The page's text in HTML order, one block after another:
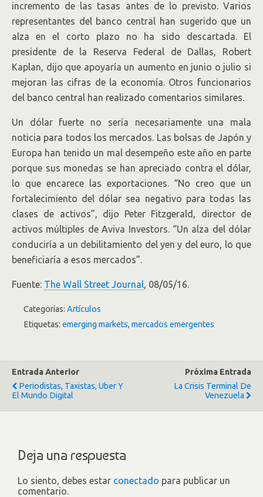
incremento de las tasas antes de lo previsto. Varios
representantes del banco central han sugerido que un
alza en el corto plazo no ha sido descartada. El
presidente de la Reserva Federal de Dallas, Robert
Kaplan, dijo que apoyaría un aumento en junio o julio si
mejoran las cifras de la economía. Otros funcionarios
del banco central han realizado comentarios similares.
Un dólar fuerte no sería necesariamente una mala
noticia para todos los mercados. Las bolsas de Japón y
Europa han tenido un mal desempeño este año en parte
porque sus monedas se han apreciado contra el dólar,
lo que encarece las exportaciones. “No creo que un
fortalecimiento del dólar sea negativo para todas las
clases de activos”, dijo Peter Fitzgerald, director de
activos múltiples de Aviva Investors. “Un alza del dólar
conduciría a un debilitamiento del yen y del euro, lo que
beneficiaría a esos mercados”.
Fuente: The Wall Street Journal, 08/05/16.
Categorías: Artículos
Etiquetas: emerging markets, mercados emergentes
Entrada Anterior
Periodistas, Taxistas, Uber Y
El Mundo Digital
Próxima Entrada
La Crisis Terminal De
Venezuela
Deja una respuesta
Lo siento, debes estar conectado para publicar un
comentario.